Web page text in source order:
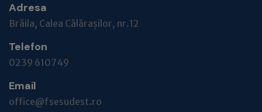
Adresa
Brăila, Calea Călărașilor, nr.12
Telefon
0239 610749
Email
office@fsesudest.ro